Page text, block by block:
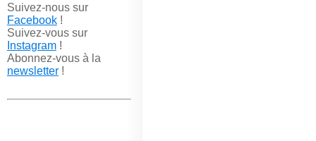
Suivez-nous sur
Facebook!
Suivez-vous sur
Instagram!
Abonnez-vous à la
newsletter!